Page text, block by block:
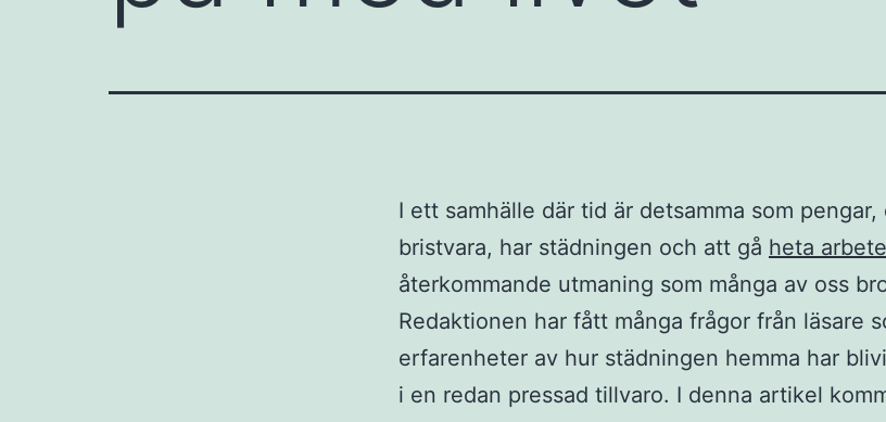
I ett samhälle där tid är detsamma som
bristvara, har städningen och att gå heta
återkommande utmaning som många av oss
Redaktionen har fått många frågor från läsare
erfarenheter av hur städningen hemma har
i en redan pressad tillvaro. I denna artikel